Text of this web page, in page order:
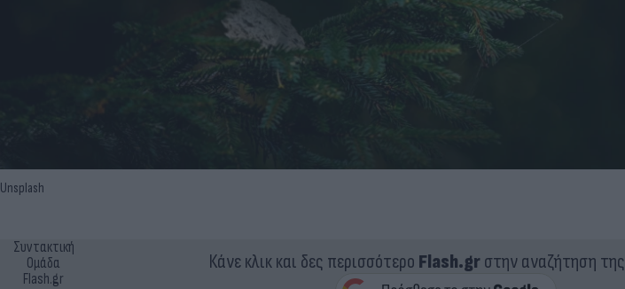
Unsplash
Συντακτική
Ομάδα
Flash.gr
Κάνε κλικ και δες περισσότερο Flash.grστην αναζήτηση της